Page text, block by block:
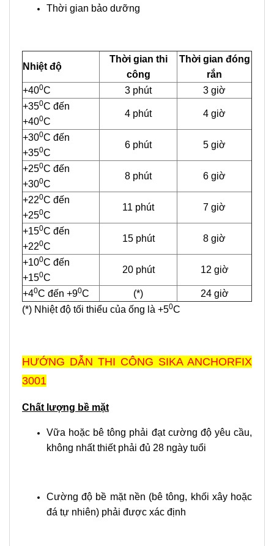
Thời gian bảo dưỡng
Nhiệt độ
Thời gian thi
công
Thời gian đóng
rắn
+400C 3 phút
3 giờ
+350C đến
+400C
4 phút 4 giờ
+300C đến
+350C
6 phút 5 giờ
+250C đến
+300C
8 phút 6 giờ
+220C đến
+250C
11 phút 7 giờ
+150C đến
+220C
15 phút 8 giờ
+100C đến
+150C
20 phút 12 giờ
+40C đến +90C (*)
24 giờ
(*) Nhiệt độ tối thiểu của ống là +50C
HƯỚNG DẪN THI CÔNG SIKA ANCHORFIX
3001
Chất lượng bề mặt
Vữa hoặc bê tông phải đạt cường độ yêu cầu,
không nhất thiết phải đủ 28 ngày tuổi
Cường độ bề mặt nền (bê tông, khối xây hoặc
đá tự nhiên) phải được xác định